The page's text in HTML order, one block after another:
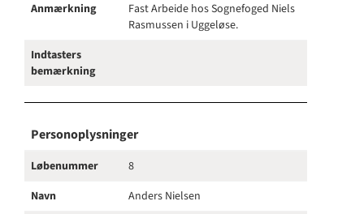
Anmærkning
Fast Arbeide hos Sognefoged Niels
Rasmussen i Uggeløse.
Indtasters
bemærkning
Personoplysninger
Løbenummer
8
Navn
Anders Nielsen